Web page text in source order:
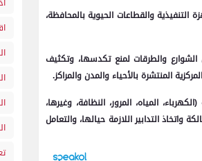
والقطاعات الحيوية بالمحافظة،
والطرقات لمنع تكدسها، وتكثيف
المنتشرة بالأحياء والمدن والمراكز.
المياه، المرور، النظافة، وغيرها،
واتخاذ التدابير اللازمة حيالها، والتعامل